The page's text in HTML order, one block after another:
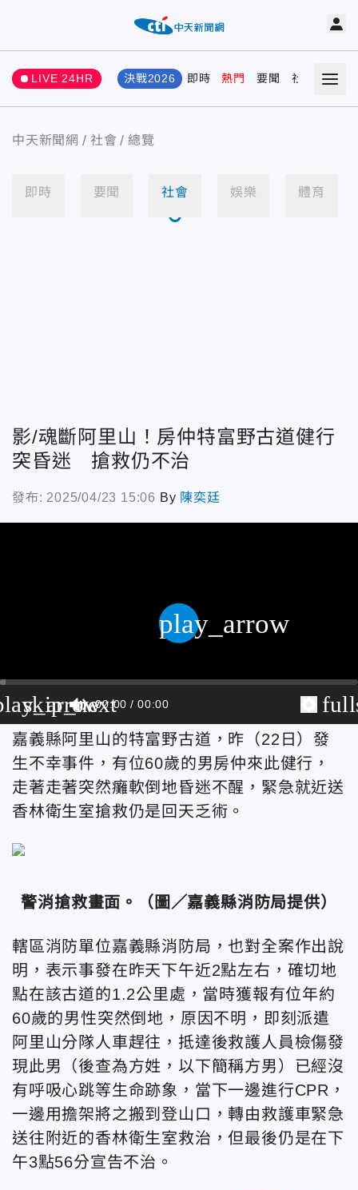
LIVE 24HR 決戰2026 即時 熱門 要聞 社會 娛樂
中天新聞網 社會 總覽
即時 要聞 社會 娛樂 體育
影/魂斷阿里山！房仲特富野古道健行
突昏迷 搶救仍不治
發布: 2025/04/23 15:06 By 陳奕廷
skip_next
00:00 00:00
play_arrow
嘉義縣阿里山的特富野古道，昨（22日）發
生不幸事件，有位60歲的男房仲來此健行，
走著走著突然癱軟倒地昏迷不醒，緊急就近送
香林衛生室搶救仍是回天乏術。
警消搶救畫面。 （圖／嘉義縣消防局提供）
轄區消防單位嘉義縣消防局，也對全案作出說
明，表示事發在昨天下午近2點左右，確切地
點在該古道的1.2公里處，當時獲報有位年約
60歲的男性突然倒地，原因不明，即刻派遣
阿里山分隊人車趕往，抵達後救護人員檢傷發
現此男（後查為方姓，以下簡稱方男）已經沒
有呼吸心跳等生命跡象，當下一邊進行CPR，
一邊用擔架將之搬到登山口，轉由救護車緊急
送往附近的香林衛生室救治，但最後仍是在下
午3點56分宣告不治。